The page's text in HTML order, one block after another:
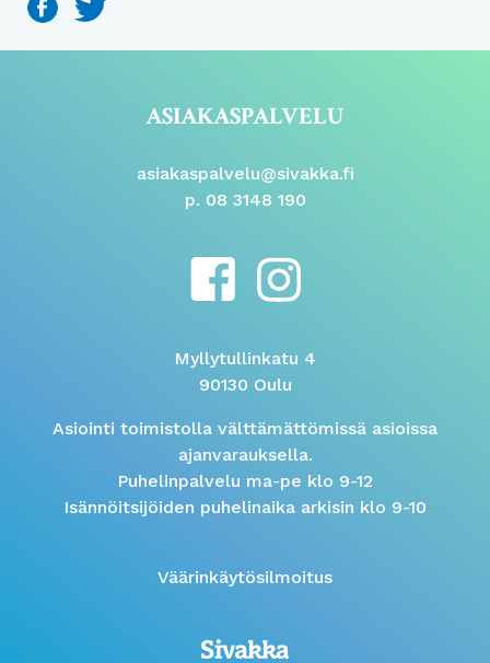
ASIAKASPALVELU
asiakaspalvelu@sivakka.fi
p. 08 3148 190
Myllytullinkatu 4
90130 Oulu
Asiointi toimistolla välttämättömissä asioissa
ajanvarauksella.
Puhelinpalvelu ma-pe klo 9-12
Isännöitsijöiden puhelinaika arkisin klo 9-10
Väärinkäytösilmoitus